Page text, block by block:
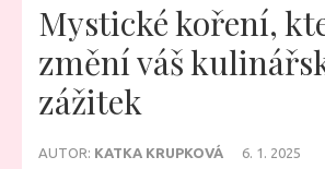
Mystické koření,
změní váš
zážitek
AUTOR: KATKA KRUPKOVÁ
6. 1. 2025